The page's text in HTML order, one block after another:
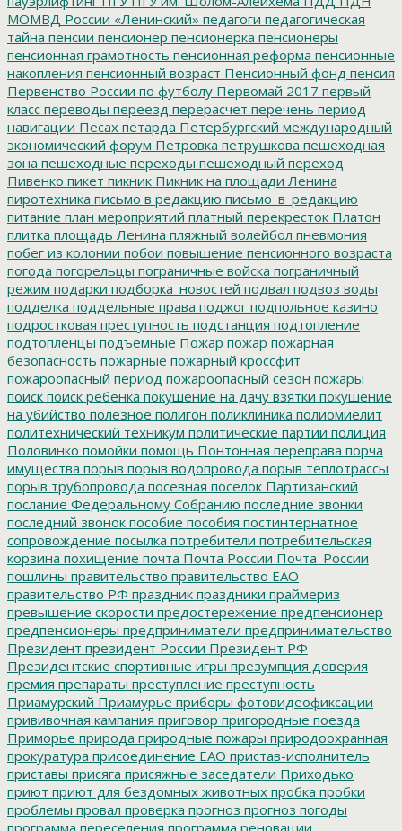
МОМВД России «Ленинский» педагоги педагогическая
тайна пенсии пенсионер пенсионерка пенсионеры
пенсионная грамотность пенсионная реформа пенсионные
накопления пенсионный возраст Пенсионный фонд пенсия
Первенство России по футболу Первомай 2017 первый
класс переводы переезд перерасчет перечень период
навигации Песах петарда Петербургский международный
экономический форум Петровка петрушкова пешеходная
зона пешеходные переходы пешеходный переход
Пивенко пикет пикник Пикник на площади Ленина
пиротехника письмо в редакцию письмо_в_редакцию
питание план мероприятий платный перекресток Платон
плитка площадь Ленина пляжный волейбол пневмония
побег из колонии побои повышение пенсионного возраста
погода погорельцы пограничные войска пограничный
режим подарки подборка_новостей подвал подвоз воды
подделка поддельные права поджог подпольное казино
подростковая преступность подстанция подтопление
подтопленцы подъемные Пожар пожар пожарная
безопасность пожарные пожарный кроссфит
пожароопасный период пожароопасный сезон пожары
поиск поиск ребенка покушение на дачу взятки покушение
на убийство полезное полигон поликлиника полиомиелит
политехнический техникум политические партии полиция
Половинко помойки помощь Понтонная переправа порча
имущества порыв порыв водопровода порыв теплотрассы
порыв трубопровода посевная поселок Партизанский
послание Федеральному Собранию последние звонки
последний звонок пособие пособия постинтернатное
сопровождение посылка потребители потребительская
корзина похищение почта Почта России Почта_России
пошлины правительство правительство ЕАО
правительство РФ праздник праздники праймериз
превышение скорости предостережение предпенсионер
предпенсионеры предприниматели предпринимательство
Президент президент России Президент РФ
Президентские спортивные игры презумпция доверия
премия препараты преступление преступность
Приамурский Приамурье приборы фотовидеофиксации
прививочная кампания приговор пригородные поезда
Приморье природа природные пожары природоохранная
прокуратура присоединение ЕАО пристав-исполнитель
приставы присяга присяжные заседатели Приходько
приют приют для бездомных животных пробка пробки
проблемы провал проверка прогноз прогноз погоды
программа переселения программа реновации